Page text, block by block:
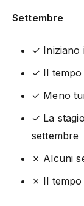
Settembre
✓ Iniziano
✓ Il tempo
✓ Meno
✓ La
settembre
✗ Alcuni
✗ Il tempo